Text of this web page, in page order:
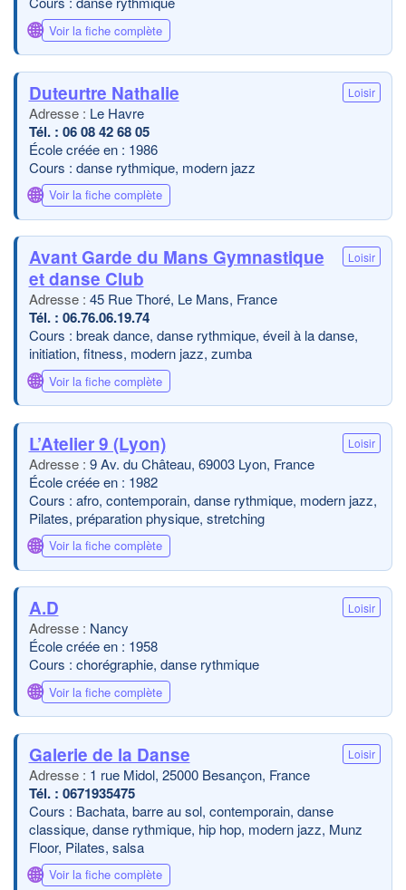
🌐 Voir la fiche complète
Duteurtre Nathalie Loisir
Le Havre
06 08 42 68 05
École créée en : 1986
Cours : danse rythmique, modern jazz
🌐 Voir la fiche complète
Avant Garde du Mans Gymnastique
et danse Club
Loisir
45 Rue Thoré, Le Mans, France
06.76.06.19.74
Cours : break dance, danse rythmique, éveil à la danse,
initiation, fitness, modern jazz, zumba
🌐 Voir la fiche complète
L’Atelier 9 (Lyon) Loisir
9 Av. du Château, 69003 Lyon, France
École créée en : 1982
Cours : afro, contemporain, danse rythmique, modern jazz,
Pilates, préparation physique, stretching
🌐 Voir la fiche complète
A.D Loisir
Nancy
École créée en : 1958
Cours : chorégraphie, danse rythmique
🌐 Voir la fiche complète
Galerie de la Danse Loisir
1 rue Midol, 25000 Besançon, France
0671935475
Cours : Bachata, barre au sol, contemporain, danse
classique, danse rythmique, hip hop, modern jazz, Munz
Floor, Pilates, salsa
🌐 Voir la fiche complète